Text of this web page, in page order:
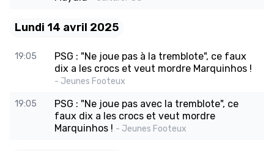
Lundi 14 avril 2025
19:05
PSG : "Ne joue pas à la tremblote", ce faux
dix a les crocs et veut mordre Marquinhos !
- Jeunes Footeux
19:05
PSG : "Ne joue pas avec la tremblote", ce
faux dix a les crocs et veut mordre
Marquinhos ! - Jeunes Footeux